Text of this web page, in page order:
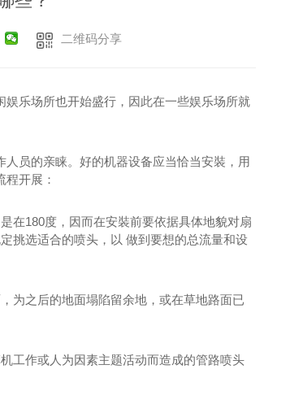
二维码分享
乐场所也开始盛行，因此在一些娱乐场所就
员的亲睐。好的机器设备应当恰当安裝，用
开展：
180度，因而在安裝前要依据具体地貌对扇
挑选适合的喷头，以 做到要想的总流量和设
之后的地面塌陷留余地，或在草地路面已
作或人为因素主题活动而造成的管路喷头